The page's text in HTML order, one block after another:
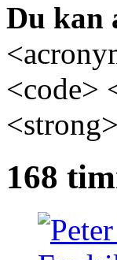
Du kan
<code>
<strong>
168